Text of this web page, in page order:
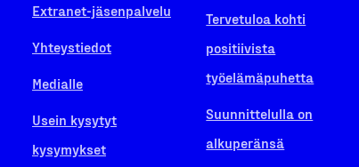
Extranet-jäsenpalvelu
Yhteystiedot
Medialle
Usein kysytyt
kysymykset
Tervetuloa kohti
positiivista
työelämäpuhetta
Suunnittelulla on
alkuperänsä